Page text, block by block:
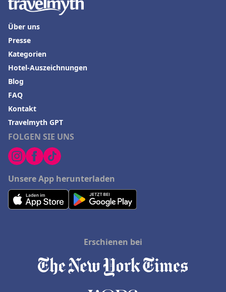
FOLGEN SIE UNS
Unsere App herunterladen
Über uns
Presse
Kategorien
Hotel-Auszeichnungen
Blog
FAQ
Kontakt
Travelmyth GPT
Erschienen bei